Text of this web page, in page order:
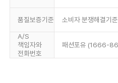
품질보증기준 소비자 분쟁해결기
A/S
책임자와
전화번호
패션포유 (1666-